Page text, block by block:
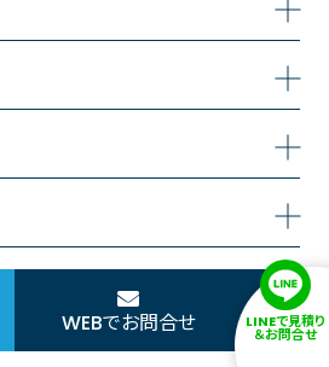
WEBでお問合せ LINEで見積り
＆お問合せ